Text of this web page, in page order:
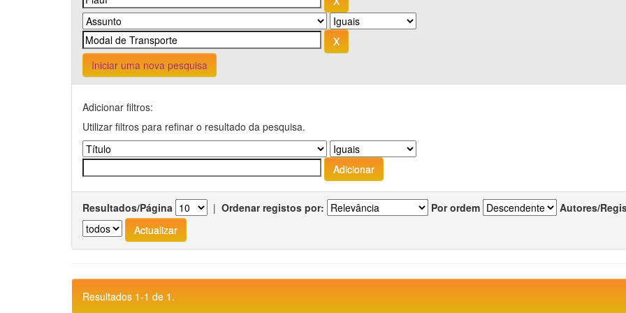
Iniciar uma nova pesquisa
Adicionar filtros:
Utilizar filtros para refinar o resultado da pesquisa.
Resultados/Página | Ordenar registos por: Por ordem Autores/
Resultados 1-1 de 1.